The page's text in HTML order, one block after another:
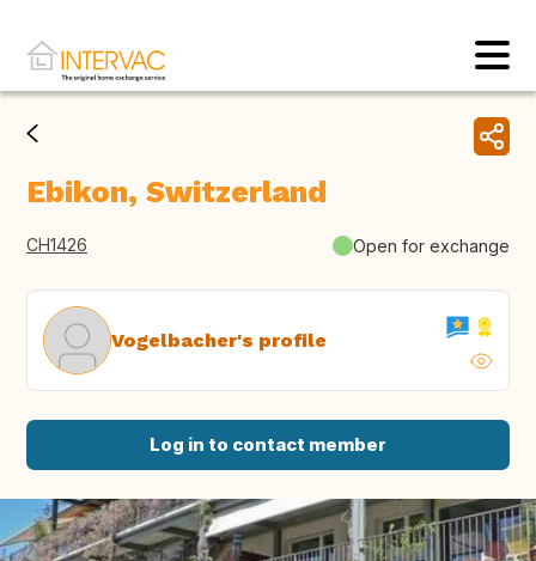
Ebikon, Switzerland
CH1426 Open for exchange
Vogelbacher's profile
Log in to contact member